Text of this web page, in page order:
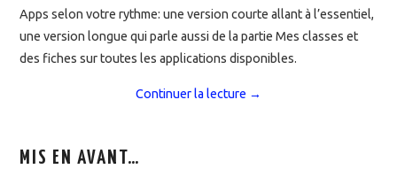
Apps selon votre rythme: une version courte allant à l’essentiel,
une version longue qui parle aussi de la partie Mes classes et
des fiches sur toutes les applications disponibles.
Continuer la lecture →
MIS EN AVANT…